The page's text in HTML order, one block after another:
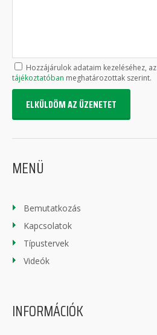
Hozzájárulok adataim kezeléséhez, az
tájékoztatóban meghatározottak szerint.
ELKÜLDÖM AZ ÜZENETET
MENÜ
Bemutatkozás
Kapcsolatok
Típustervek
Videók
INFORMÁCIÓK